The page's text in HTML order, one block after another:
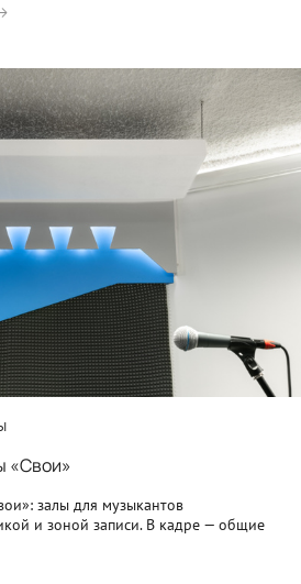
«Свои»
залы для музыкантов
и зоной записи. В кадре — общие